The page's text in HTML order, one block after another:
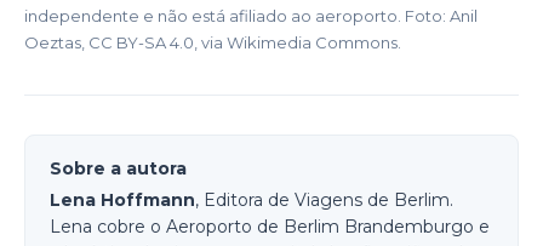
independente e não está afiliado ao aeroporto. Foto: Anil
Oeztas, CC BY-SA 4.0, via Wikimedia Commons.
Sobre a autora
Lena Hoffmann, Editora de Viagens de Berlim.
Lena cobre o Aeroporto de Berlim Brandemburgo e